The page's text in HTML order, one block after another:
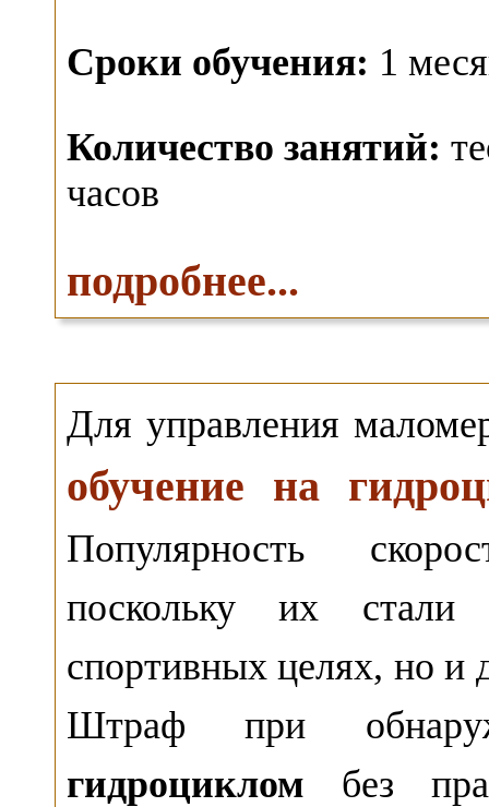
Сроки обучения: 1
Количество занятий:
часов
подробнее...
Для управления
обучение на
Популярность
поскольку их стали
спортивных целях, но и
Штраф при
гидроциклом без